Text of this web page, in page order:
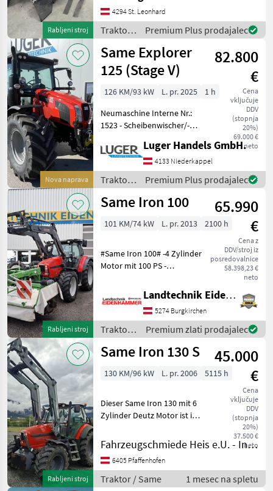
Rabljeni stroj
Anhängekupplung,
Schnellkuppler, neue
Reifen, höchstzulässiges
Gesamtgewicht 350
4294 St. Leonhard
Traktor /
Same
Premium Plus prodajalec
Nova naprava
Same Explorer
125 (Stage V)
82.800
€
Cena
vključuje
DDV
(stopnja
20%)
69.000 €
neto
126 KM/93 kW L. pr. 2025
1 h
Neumaschine Interne Nr.:
1523 - Scheibenwischer/-
Teleskopierbare
Aussenspiegel -
Kraftstofftank 145 Liter,
AdBluetank 10 Liter - 40
km/h
Luger Handels GmbH.
4133 Niederkappel
Traktor /
Same
Premium Plus prodajalec
Rabljeni stroj
Same Iron 100
65.990
€
Cena z
DDV/stroj iz
posredovalnice
58.398,23 €
neto
101 KM/74 kW L. pr. 2013 2100 h
#Same Iron 100# -4 Zylinder
Motor mit 100 PS -
Lastschaltung 40km/h -
Power Shuttle -EHR
elektronische
Hubwerksregelung -4- Fach-
Zapfw
Landtechnik Eidenhammer GmbH
5274 Burgkirchen
Traktor /
Same
Premium zlati prodajalec
Rabljeni stroj
Same Iron 130 S
45.000
€
Cena
vključuje
DDV
(stopnja
20%)
37.500 €
neto
130 KM/96 kW L. pr. 2006 5115 h
Dieser Same Iron 130 mit 6
Zylinder Deutz Motor ist in
kann jederzeit bei uns in
der Firma besichtigt oder
Probe gefahren werden.
Service wur
Fahrzeugschmiede Heis e.U. - Inh. Johannes Heis
6405 Pfaffenhofen
Traktor / Same 1 mesec na spletu